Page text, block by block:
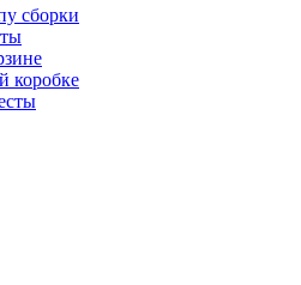
сборки
коробке